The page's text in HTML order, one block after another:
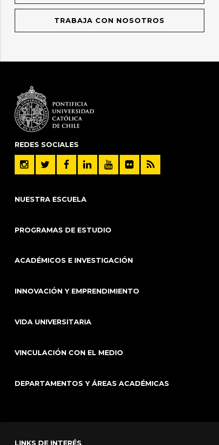
TRABAJA CON NOSOTROS
REDES SOCIALES
NUESTRA ESCUELA
PROGRAMAS DE ESTUDIO
ACADÉMICOS E INVESTIGACIÓN
INNOVACIÓN Y EMPRENDIMIENTO
VIDA UNIVERSITARIA
VINCULACIÓN CON EL MEDIO
DEPARTAMENTOS Y ÁREAS ACADÉMICAS
LINKS DE INTERÉS